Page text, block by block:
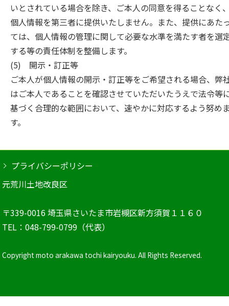
いとされている場合を除き、ご本人の同意を得ることなく
個人情報を第三者に提供いたしません。また、提供にあた
ては、個人情報の管理に関して必要な水準を満たす者を選
する等の責任体制を整備します。
(5) 開示・訂正等
ご本人が個人情報の開示・訂正等をご希望される場合、弊
はご本人であることを確認させていただいたうえで法令等
基づく合理的な範囲において、速やかに対応するよう努め
す。
プライバシーポリシー
元荒川土地改良区
〒339-0016 埼玉県さいたま市岩槻区新方須賀１１６０
TEL：048-799-0799（代表）
Copyright moto arakawa tochi kairyouku. All Rights Reserved.